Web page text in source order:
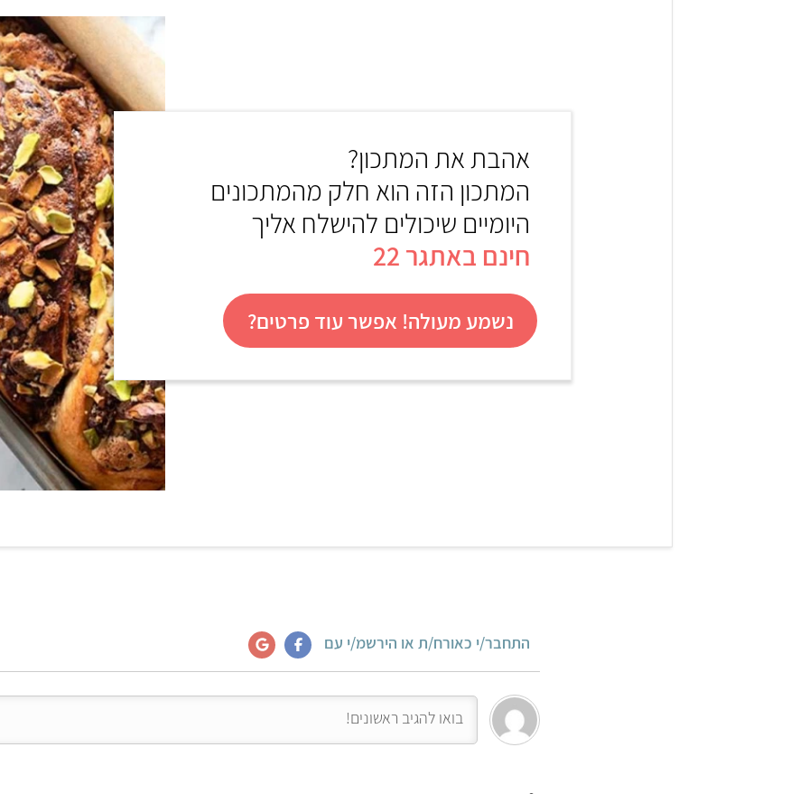
אהבת את המתכון?
המתכון הזה הוא חלק מהמתכונים
היומיים שיכולים להישלח אליך
חינם באתגר 22
נשמע מעולה! אפשר עוד פרטים?
התחבר/י כאורח/ת או הירשמ/י עם